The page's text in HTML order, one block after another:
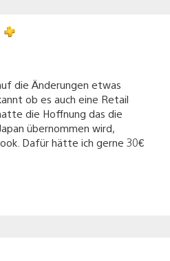
die Änderungen etwas
ob es auch eine Retail
die Hoffnung das die
übernommen wird,
Dafür hätte ich gerne 30€